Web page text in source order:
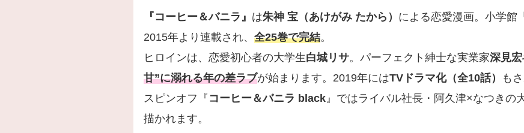
『コーヒー＆バニラ』 は朱神 宝（あけがみ たから） による恋愛漫画。小学館「
2015年より連載され、 全25巻で完結。
ヒロインは、恋愛初心者の大学生白城リサ。パーフェクト紳士な実業家深見
甘”に溺れる年の差ラブが始まります。2019年にはTVドラマ化（全10話）
も
スピンオフ『 コーヒー＆バニラ black』ではライバル社長・阿久津×なつきの
描かれます。